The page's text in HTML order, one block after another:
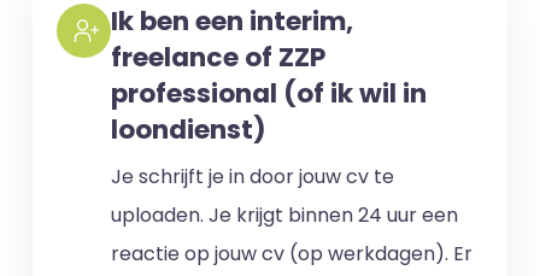
Ik ben een interim,
freelance of ZZP
professional (of ik wil in
loondienst)
Je schrijft je in door jouw cv te
uploaden. Je krijgt binnen 24 uur een
reactie op jouw cv (op werkdagen). Er